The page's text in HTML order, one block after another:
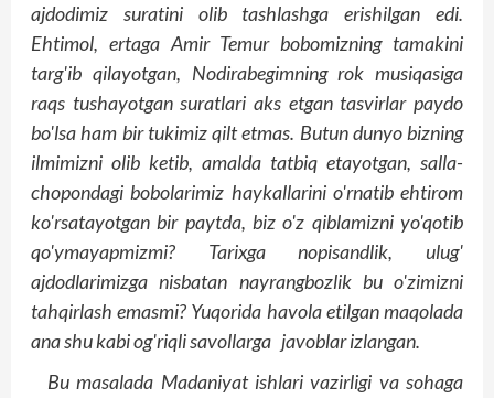
ajdodimiz suratini olib tashlashga erishilgan edi.
Ehtimol, ertaga Amir Temur bobomizning tamakini
targ'ib qilayotgan, Nodirabegimning rok musiqasiga
raqs tushayotgan suratlari aks etgan tasvirlar paydo
bo'lsa ham bir tukimiz qilt etmas. Butun dunyo bizning
ilmimizni olib ketib, amalda tatbiq etayotgan, salla-
chopondagi bobolarimiz haykallarini o'rnatib ehtirom
ko'rsatayotgan bir paytda, biz o'z qiblamizni yo'qotib
qo'ymayapmizmi? Tarixga nopisandlik, ulug'
ajdodlarimizga nisbatan nayrangbozlik bu o'zimizni
tahqirlash emasmi? Yuqorida havola etilgan maqolada
ana shu kabi og'riqli savollarga javoblar izlangan.
Bu masalada Madaniyat ishlari vazirligi va sohaga